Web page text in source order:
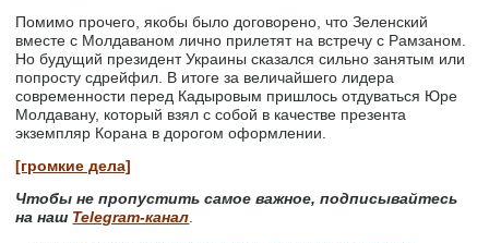
Помимо прочего, якобы было договорено, что Зеленский
вместе с Молдаваном лично прилетят на встречу с Рамзаном.
Но будущий президент Украины сказался сильно занятым или
попросту сдрейфил. В итоге за величайшего лидера
современности перед Кадыровым пришлось отдуваться Юре
Молдавану, который взял с собой в качестве презента
экземпляр Корана в дорогом оформлении.
[громкие дела]
Чтобы не пропустить самое важное, подписывайтесь
на наш Telegram-канал.